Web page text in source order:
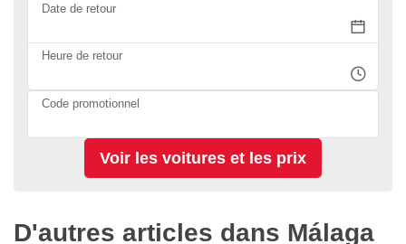
Date de retour
Heure de retour
Code promotionnel
D'autres articles dans Málaga